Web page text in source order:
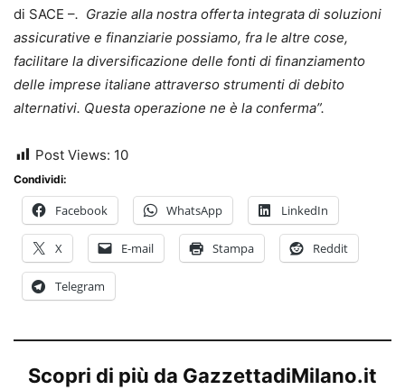
di SACE –. Grazie alla nostra offerta integrata di soluzioni
assicurative e finanziarie possiamo, fra le altre cose,
facilitare la diversificazione delle fonti di finanziamento
delle imprese italiane attraverso strumenti di debito
alternativi. Questa operazione ne è la conferma”.
Post Views: 10
Condividi:
Facebook WhatsApp LinkedIn
X E-mail Stampa Reddit
Telegram
Scopri di più da GazzettadiMilano.it